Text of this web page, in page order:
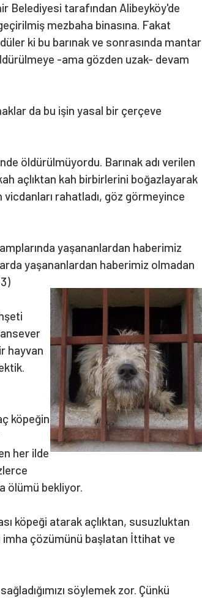
Belediyesi tarafından Alibeyköy'de
mezbaha binasına. Fakat
ki bu barınak ve sonrasında mantar
-ama gözden uzak- devam
da bu işin yasal bir çerçeve
öldürülmüyordu. Barınak adı verilen
açlıktan kah birbirlerini boğazlayarak
rahatladı, göz görmeyince
yaşananlardan haberimiz
yaşananlardan haberimiz olmadan
hayvan
köpeğin
her ilde
ölümü bekliyor.
köpeği atarak açlıktan, susuzluktan
çözümünü başlatan İttihat ve
söylemek zor. Çünkü